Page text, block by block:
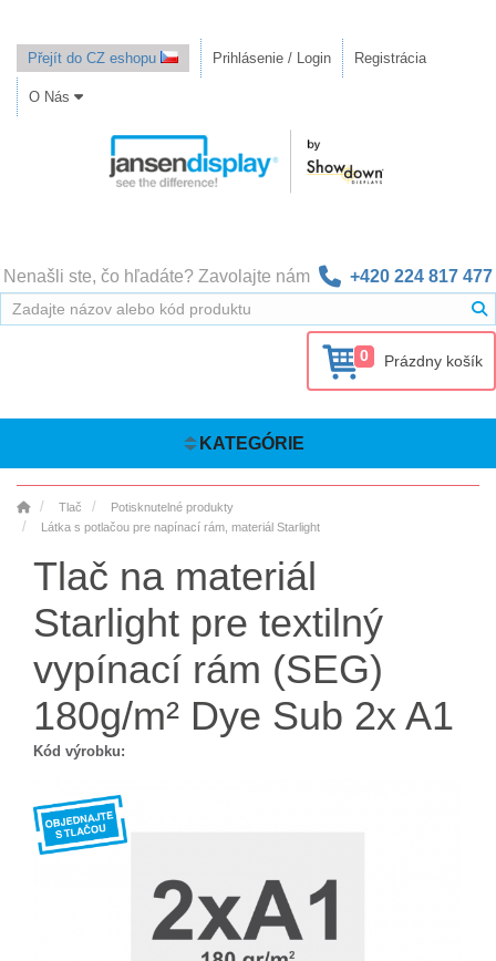
Přejít do CZ eshopu Prihlásenie / Login Registrácia
O Nás
Nenašli ste, čo hľadáte? Zavolajte nám +420 224 817 477
0 Prázdny košík
KATEGÓRIE
Tlač
Potisknutelné produkty
Látka s potlačou pre napínací rám, materiál Starlight
Tlač na materiál
Starlight pre textilný
vypínací rám (SEG)
180g/m² Dye Sub 2x A1
Kód výrobku: